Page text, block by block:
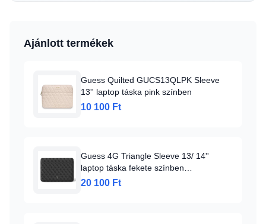
Ajánlott termékek
Guess Quilted GUCS13QLPK Sleeve
13'' laptop táska pink színben
10 100 Ft
Guess 4G Triangle Sleeve 13/ 14''
laptop táska fekete színben
(GUCS14P4TK)
20 100 Ft